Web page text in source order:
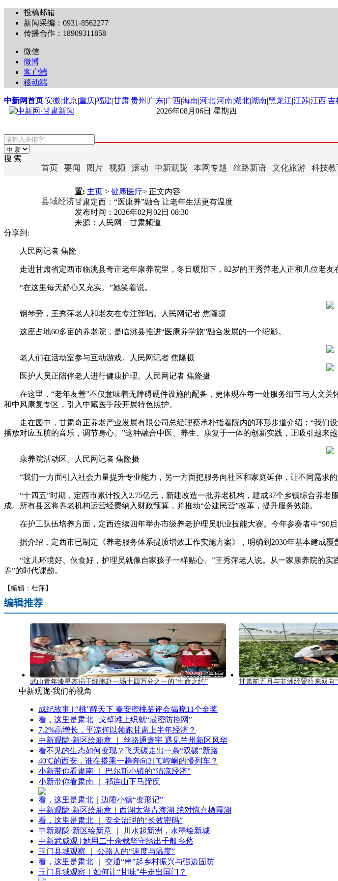
投稿邮箱
新闻采编：0931-8562277
传播合作：18909311858
微信
微博
客户端
移动端
中新网首页|安徽|北京|重庆|福建|甘肃|贵州 |广东|广西|海南|河北|河南|湖北|湖南|黑龙江|江苏|江西|吉
2026年08月06日 星期四
搜 索
首页 要闻 图片 视频 滚动 中新观陇 本网专题 丝路新语 文化旅游 科技
县域经济
置: 主页 > 健康医疗> 正文内容
甘肃定西：“医康养”融合 让老年生活更有温度
发布时间： 2026年02月02日 08:30
来源： 人民网－甘肃频道
分享到:
人民网记者 焦隆
走进甘肃省定西市临洮县奇正老年康养院里，冬日暖阳下，82岁的王秀萍老人正和几位老友
“在这里每天舒心又充实。”她笑着说。
钢琴旁，王秀萍老人和老友在专注弹唱。人民网记者 焦隆摄
这座占地60多亩的养老院，是临洮县推进“医康养学旅”融合发展的一个缩影。
老人们在活动室参与互动游戏。人民网记者 焦隆摄
医护人员正陪伴老人进行健康护理。人民网记者 焦隆摄
在这里，“老年友善”不仅意味着无障碍硬件设施的配备，更体现在每一处服务细节与人文关
和中风康复专区，引入中藏医手段开展特色照护。
走在园中，甘肃奇正养老产业发展有限公司总经理蔡承朴指着院内的环形步道介绍：“我们设
播放对应五脏的音乐，调节身心。”这种融合中医、养生、康复于一体的创新实践，正吸引越来越
康养院活动区。人民网记者 焦隆摄
“我们一方面引入社会力量提升专业能力，另一方面把服务向社区和家庭延伸，让不同需求
“十四五”时期，定西市累计投入2.75亿元，新建改造一批养老机构，建成37个乡镇综合养老
成。所有县区将养老机构运营经费纳入财政预算，并推动“公建民营”改革，提升服务效能。
在护工队伍培养方面，定西连续四年举办市级养老护理员职业技能大赛。今年参赛者中“90后
据介绍，定西市已制定《养老服务体系提质增效工作实施方案》，明确到2030年基本建成覆
“这儿环境好、伙食好，护理员就像自家孩子一样贴心。”王秀萍老人说。从一家康养院的实
养”的时代课题。
【编辑：杜萍】
编辑推荐
武山青年漆星杰捐干细胞赴一场十四万分之一的“生命之约” 甘肃前五月与非洲经贸往来双向
中新观陇·我们的视角
成纪故事 | “桃”醉天下 秦安蜜桃鉴评会揭晓11个金奖
看，这里是肃北 | 戈壁滩上织就“最密防控网”
7.2%高增长，平凉何以领跑甘肃上半年经济？
中新观陇·新区绘新意 ｜ 丝路通寰宇 遇见兰州新区风华
看不见的生态如何变现？飞天碳走出一条“双碳”新路
40℃的西安，谁在搭乘一趟奔向21℃崆峒的慢列车？
小新带你看肃南 ｜ 巴尔斯小镇的“清凉经济”
小新带你看肃南 ｜ 祁连山下马蹄疾
看，这里是肃北｜边陲小镇“变形记”
中新观陇·新区绘新意｜西湖太湖青海湖 绝对惊喜栖霞湖
看，这里是肃北 ｜ 安全治理的“长效密码”
中新观陇·新区绘新意 ｜ 川水起新洲，水墨绘新城
中新武威观 | 她用二十余载坚守绣出千般乡愁
玉门县域观察 ｜ 公路人的“速度与温度”
看，这里是肃北 ｜ 交通“串”起乡村振兴与强边固防
玉门县域观察｜如何让“甘味”牛走出国门？